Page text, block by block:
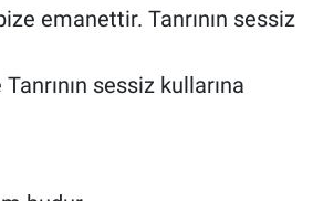
emanettir. Tanrının sessiz
sessiz kullarına